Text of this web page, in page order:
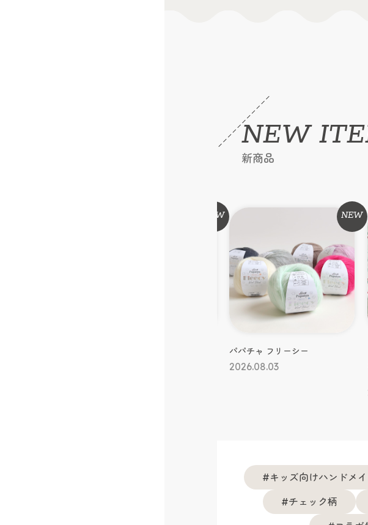
NEW
新商品
NEW NEW
くらはしれい×サンリオキャラク
ターズ ファブリック 50cmカッ
キッズ向けハンドメ
チェック柄